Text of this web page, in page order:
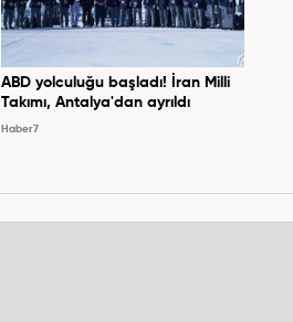
ABD yolculuğu başladı! İran Milli
Takımı, Antalya'dan ayrıldı
Haber7